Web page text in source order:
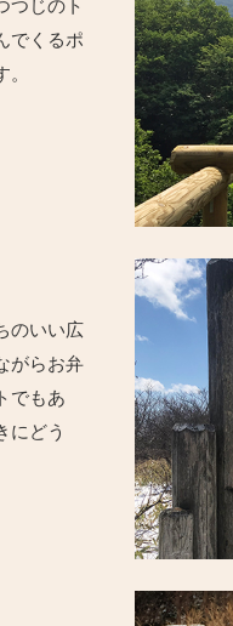
つじのト
でくるポ
のいい広
がらお弁
でもあ
にどう